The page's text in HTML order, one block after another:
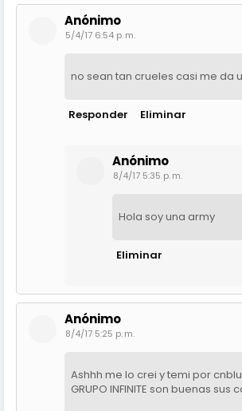
Anónimo
5/4/17 6:54 p. m.
no sean tan crueles casi me da
Responder Eliminar
Anónimo
8/4/17 5:35 p. m.
Hola soy una army
Eliminar
Anónimo
8/4/17 5:25 p. m.
Ashhh me lo crei y temi por
GRUPO INFINITE son buenas